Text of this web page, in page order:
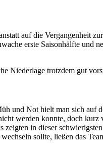
auf die Vergangenheit
erste Saisonhälfte und
Niederlage trotzdem gut
und Not hielt man sich auf
werden konnte, doch
zeigten in dieser
sollte, ließen das